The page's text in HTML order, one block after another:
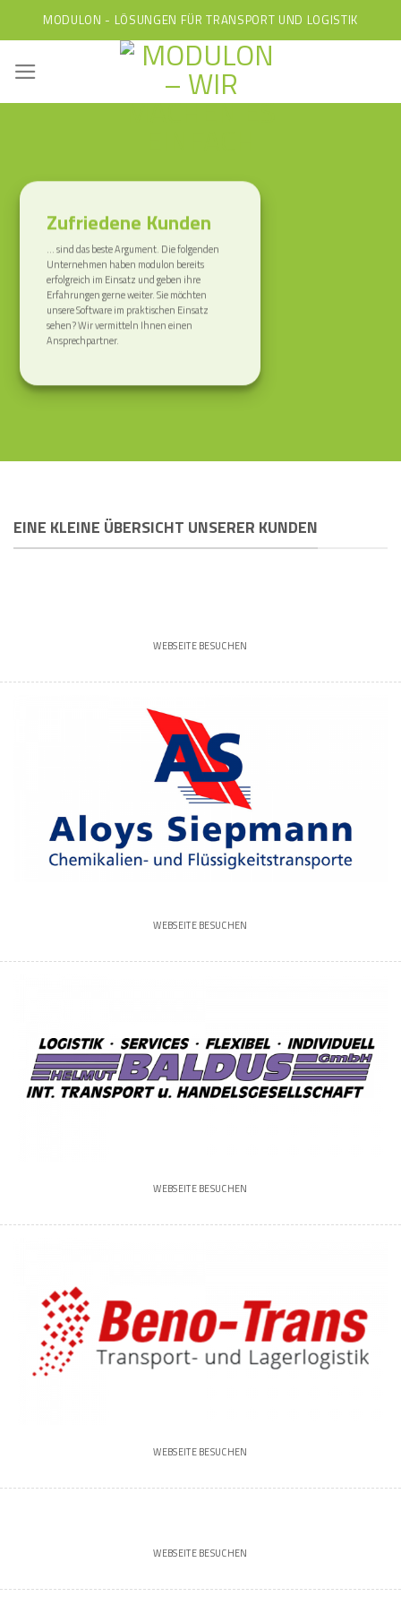
to
content
MODULON - LÖSUNGEN FÜR TRANSPORT UND LOGISTIK
Zufriedene Kunden
… sind das beste Argument. Die folgenden
Unternehmen haben modulon bereits
erfolgreich im Einsatz und geben ihre
Erfahrungen gerne weiter. Sie möchten
unsere Software im praktischen Einsatz
sehen? Wir vermitteln Ihnen einen
Ansprechpartner.
EINE KLEINE ÜBERSICHT UNSERER KUNDEN
WEBSEITE BESUCHEN
WEBSEITE BESUCHEN
WEBSEITE BESUCHEN
WEBSEITE BESUCHEN
WEBSEITE BESUCHEN